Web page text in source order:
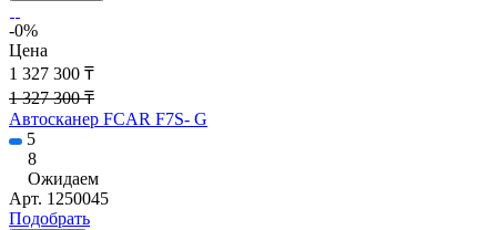
-0%
Цена
1 327 300 ₸
1 327 300 ₸
Автосканер FCAR F7S- G
5
8
Ожидаем
Арт. 1250045
Подобрать